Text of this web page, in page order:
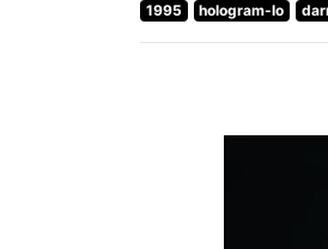
1995 hologram-lo